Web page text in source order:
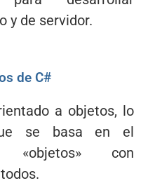
y de servidor.
de C#
a objetos, lo
se basa en el
«objetos» con